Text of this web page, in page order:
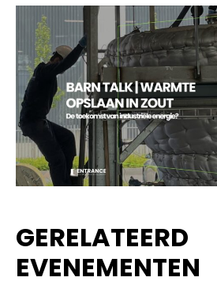
GERELATEERD
EVENEMENTEN